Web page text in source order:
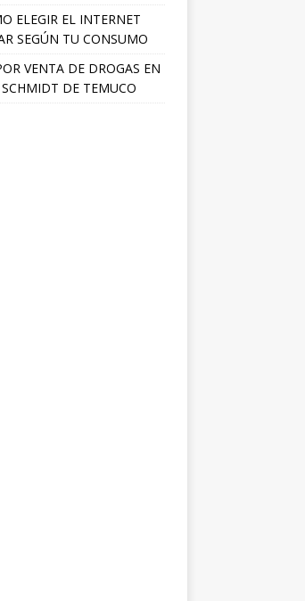
ELEGIR EL INTERNET
SEGÚN TU CONSUMO
VENTA DE DROGAS EN
DE TEMUCO